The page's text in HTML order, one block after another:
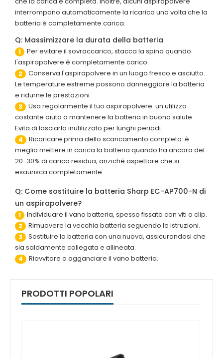
interrompono automaticamente la ricarica una volta che la
batteria è completamente carica.
Q: Massimizzare la durata della batteria
1
Per evitare il sovraccarico, stacca la spina quando
l'aspirapolvere è completamente carico.
2
Conserva l'aspirapolvere in un luogo fresco e asciutto.
Le temperature estreme possono danneggiare la batteria
e ridurne le prestazioni.
3
Usa regolarmente il tuo aspirapolvere: un utilizzo
costante aiuta a mantenere la batteria in buona salute.
Evita di lasciarlo inutilizzato per lunghi periodi.
4
Ricaricare prima dello scaricamento completo: è
meglio mettere in carica la batteria quando ha ancora del
20-30% di carica residua, anziché aspettare che si
esaurisca completamente.
Q: Come sostituire la batteria Sharp EC-AP700-N di
un aspirapolvere?
1 Individuare il vano batteria, spesso fissato con viti o clip.
2 Rimuovere la vecchia batteria seguendo le istruzioni.
3
Sostituire la batteria con una nuova, assicurandosi che
sia saldamente collegata e allineata.
4 Riavvitare o agganciare il vano batteria.
PRODOTTI POPOLARI